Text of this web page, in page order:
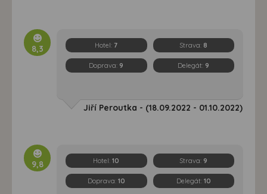
8,3 Hotel:7 Strava: 8
Doprava: 9 Delegát: 9
Jiří Peroutka - (18.09.2022 - 01.10.2022)
9,8 Hotel:10 Strava: 9
Doprava: 10 Delegát: 10